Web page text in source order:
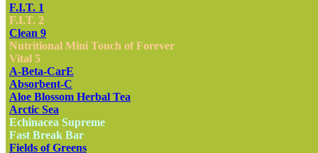
F.I.T. 1
F.I.T. 2
Clean 9
Nutritional Mini Touch of Forever
Vital 5
A-Beta-CarE
Absorbent-C
Aloe Blossom Herbal Tea
Arctic Sea
Echinacea Supreme
Fast Break Bar
Fields of Greens